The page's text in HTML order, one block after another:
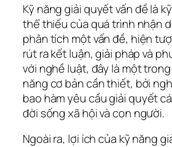
Kỹ năng giải quyết vấn đề là
thể thiếu của quá trình nhận
phân tích một vấn đề, hiện
rút ra kết luận, giải pháp và
với nghề luật, đây là một
năng cơ bản cần thiết, bởi
bao hàm yêu cầu giải quyết
đời sống xã hội và con người.
Ngoài ra, lợi ích của kỹ năng